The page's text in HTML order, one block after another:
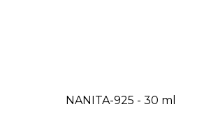
NANITA-925 - 30 ml